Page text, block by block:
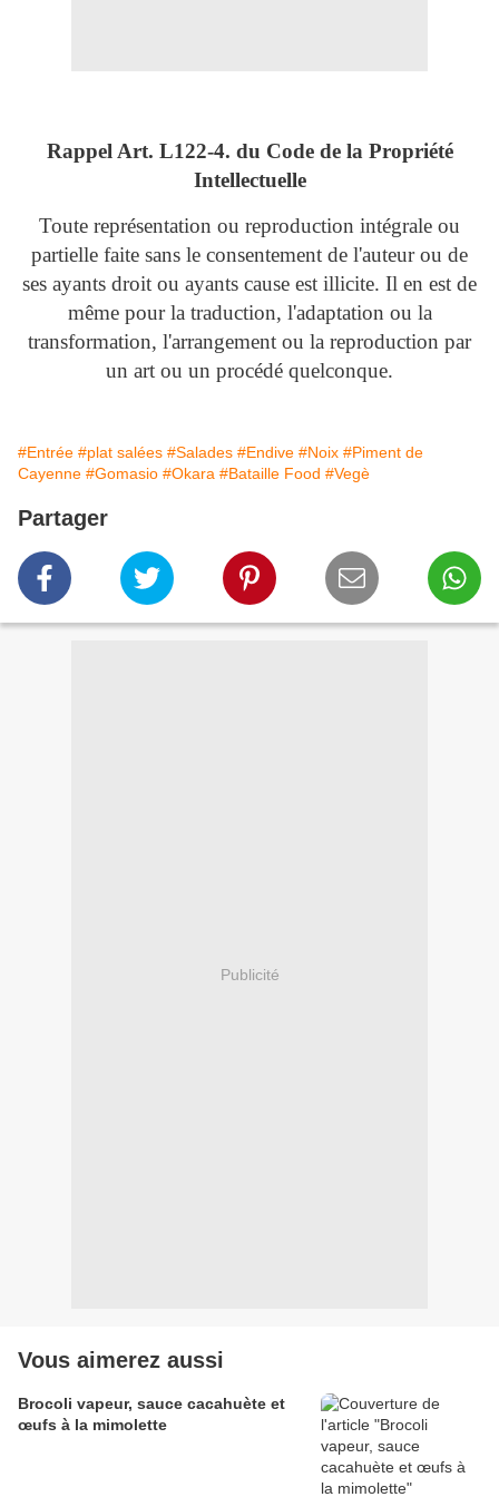
Rappel Art. L122-4. du Code de la Propriété
Intellectuelle
Toute représentation ou reproduction intégrale ou
partielle faite sans le consentement de l'auteur ou de
ses ayants droit ou ayants cause est illicite. Il en est de
même pour la traduction, l'adaptation ou la
transformation, l'arrangement ou la reproduction par
un art ou un procédé quelconque.
#Entrée #plat salées #Salades #Endive #Noix #Piment de
Cayenne #Gomasio #Okara #Bataille Food #Vegè
Partager
Publicité
Vous aimerez aussi
Brocoli vapeur, sauce cacahuète et
œufs à la mimolette